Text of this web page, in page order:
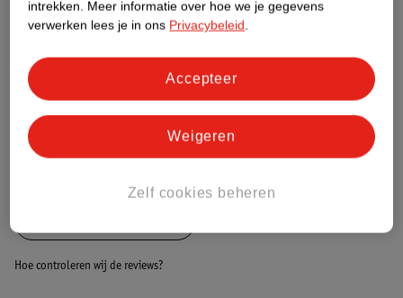
Dit product heeft (nog) geen Nature
Impact Score.
Bestel & Bezorginformatie
Hoe controleren wij de reviews?
intrekken. Meer informatie over hoe we je gegevens
verwerken lees je in ons Privacybeleid.
Zelf cookies beheren
Weigeren
Accepteer